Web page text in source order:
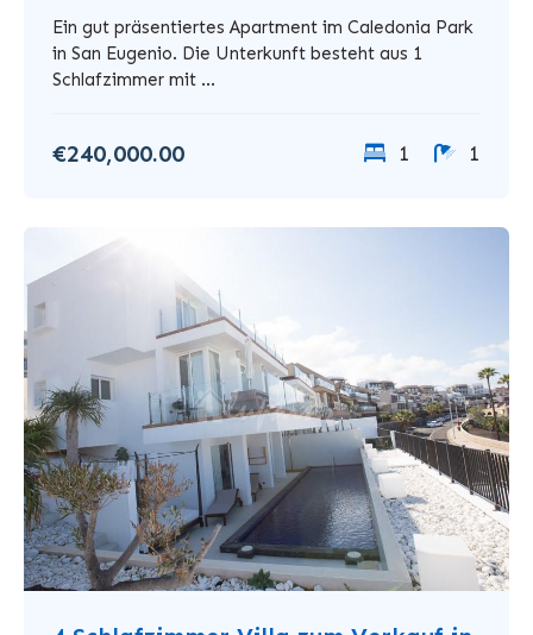
Ein gut präsentiertes Apartment im Caledonia Park
in San Eugenio. Die Unterkunft besteht aus 1
Schlafzimmer mit ...
€240,000.00 1 1